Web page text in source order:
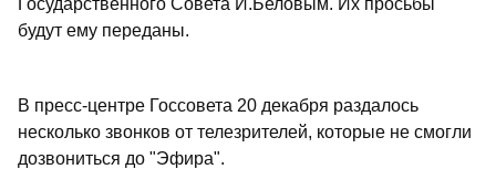
Государственного Совета И.Беловым. Их просьбы
будут ему переданы.
В пресс-центре Госсовета 20 декабря раздалось
несколько звонков от телезрителей, которые не смогли
дозвониться до "Эфира".